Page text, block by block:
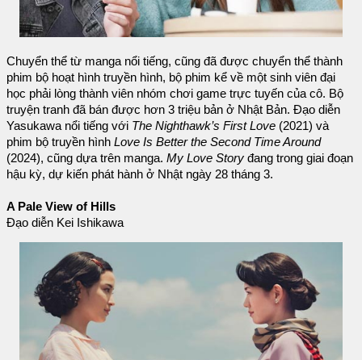
Chuyển thể từ manga nổi tiếng, cũng đã được chuyển thể thành
phim bộ hoạt hình truyền hình, bộ phim kể về một sinh viên đại
học phải lòng thành viên nhóm chơi game trực tuyến của cô. Bộ
truyện tranh đã bán được hơn 3 triệu bản ở Nhật Bản. Đạo diễn
Yasukawa nổi tiếng với The Nighthawk’s First Love (2021) và
phim bộ truyền hình Love Is Better the Second Time Around
(2024), cũng dựa trên manga. My Love Story đang trong giai đoạn
hậu kỳ, dự kiến phát hành ở Nhật ngày 28 tháng 3.
A Pale View of Hills
Đạo diễn Kei Ishikawa